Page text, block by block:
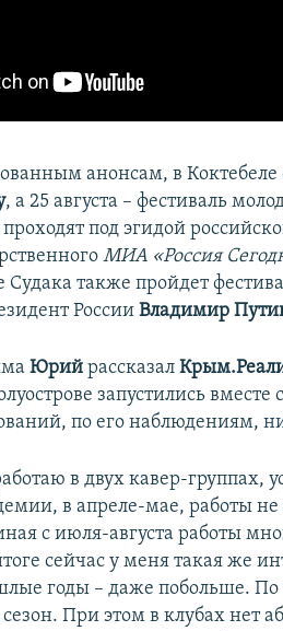
анонсам, в Коктебеле
, а 25 августа – фестиваль
под эгидой
МИА «Россия
Судака также пройдет
РоссииВладимир
Юрий рассказал
запустились
по его наблюдениям,
в двух кавер-группах,
в апреле-мае, работы
с июля-августа работы
сейчас у меня такая же
годы – даже побольше. По
сезон. При этом в клубах нет